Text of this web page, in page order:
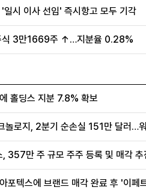
일시 이사 선임' 즉시항고 모두 기각
식 3만1669주 ↑…지분율 0.28%
홀딩스 지분 7.8% 확보
놀로지, 2분기 순손실 151만 달러…
, 357만 주 규모 주주 등록 및 매각 추
포텍스에 브랜드 매각 완료 후 '이페